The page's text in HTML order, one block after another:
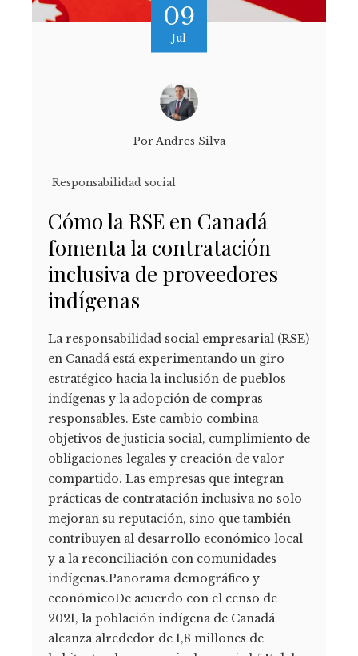
09
Jul
Por Andres Silva
Responsabilidad social
Cómo la RSE en Canadá
fomenta la contratación
inclusiva de proveedores
indígenas
La responsabilidad social empresarial (RSE)
en Canadá está experimentando un giro
estratégico hacia la inclusión de pueblos
indígenas y la adopción de compras
responsables. Este cambio combina
objetivos de justicia social, cumplimiento de
obligaciones legales y creación de valor
compartido. Las empresas que integran
prácticas de contratación inclusiva no solo
mejoran su reputación, sino que también
contribuyen al desarrollo económico local
y a la reconciliación con comunidades
indígenas.Panorama demográfico y
económicoDe acuerdo con el censo de
2021, la población indígena de Canadá
alcanza alrededor de 1,8 millones de